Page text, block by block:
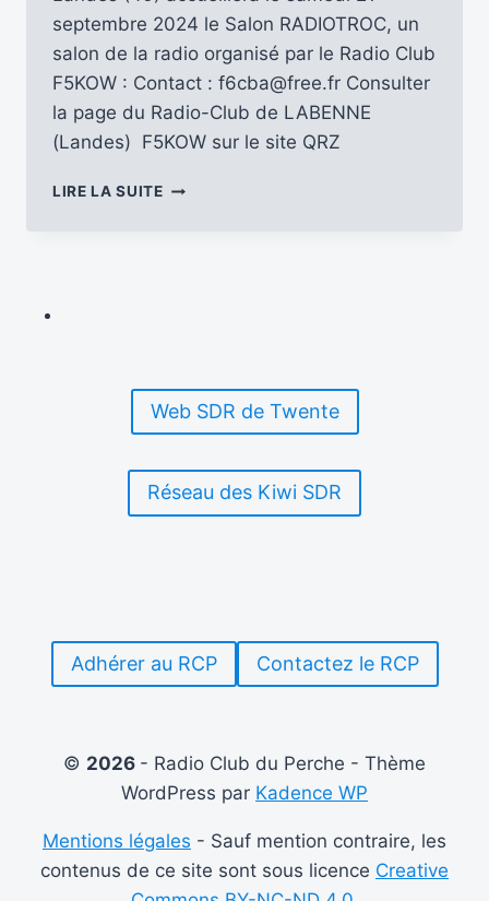
septembre 2024 le Salon RADIOTROC, un
salon de la radio organisé par le Radio Club
F5KOW : Contact : f6cba@free.fr Consulter
la page du Radio-Club de LABENNE
(Landes) F5KOW sur le site QRZ
LIRE LA SUITELE
(40)
Web SDR de Twente
Réseau des Kiwi SDR
Adhérer au RCP Contactez le RCP
© 2026 - Radio Club du Perche - Thème
WordPress par Kadence WP
Mentions légales - Sauf mention contraire, les
contenus de ce site sont sous licence Creative